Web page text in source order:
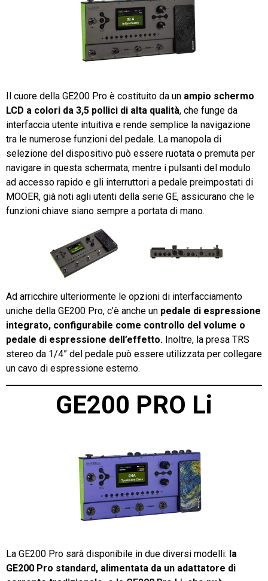
Il cuore della GE200 Pro è costituito da un ampio schermo
LCD a colori da 3,5 pollici di alta qualità, che funge da
interfaccia utente intuitiva e rende semplice la navigazione
tra le numerose funzioni del pedale. La manopola di
selezione del dispositivo può essere ruotata o premuta per
navigare in questa schermata, mentre i pulsanti del modulo
ad accesso rapido e gli interruttori a pedale preimpostati di
MOOER, già noti agli utenti della serie GE, assicurano che le
funzioni chiave siano sempre a portata di mano.
Ad arricchire ulteriormente le opzioni di interfacciamento
uniche della GE200 Pro, c’è anche un pedale di espressione
integrato, configurabile come controllo del volume o
pedale di espressione dell’effetto. Inoltre, la presa TRS
stereo da 1/4” del pedale può essere utilizzata per collegare
un cavo di espressione esterno.
GE200 PRO Li
La GE200 Pro sarà disponibile in due diversi modelli: la
GE200 Pro standard, alimentata da un adattatore di